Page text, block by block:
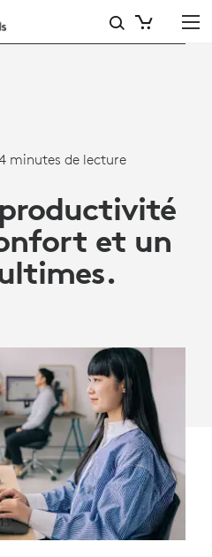
minutes de lecture
et un